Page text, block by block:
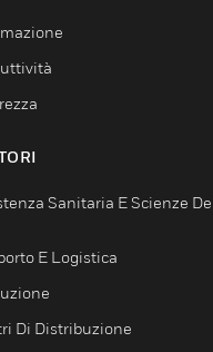
Sanitaria E Scienze
E Logistica
Di Distribuzione